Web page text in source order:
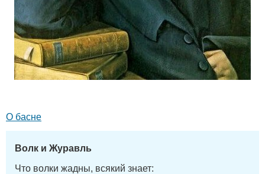
О басне
Волк и Журавль
Что волки жадны, всякий знает: